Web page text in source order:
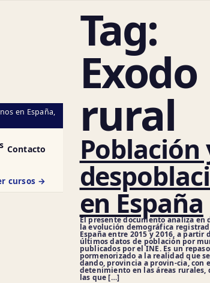
en España,
Contacto
cursos →
Tag:
Exodo
rural
Población
en España
El presente documento analiza en
la evolución demográfica
España entre 2015 y 2016, a partir
últimos datos de población por
publicados por el INE. Es un repaso
pormenorizado a la realidad que
dando, provincia a provin-cia, con
detenimiento en las áreas rurales,
las que […]